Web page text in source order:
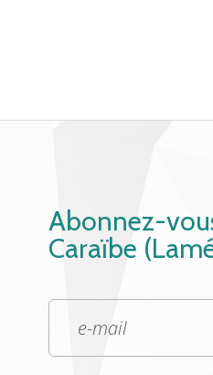
Abonnez-
Caraïbe